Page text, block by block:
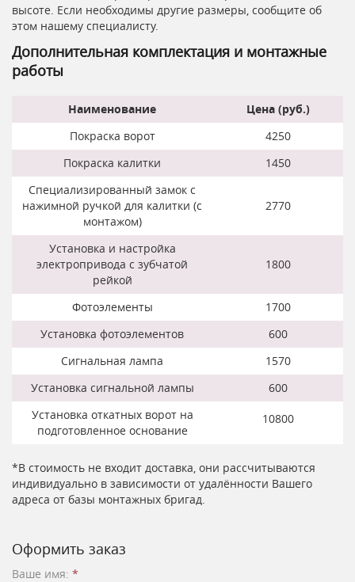
высоте. Если необходимы другие размеры, сообщите об
этом нашему специалисту.
Дополнительная комплектация и монтажные
работы
Наименование
Цена (руб.)
Покраска ворот
4250
Покраска калитки
1450
Специализированный замок с
нажимной ручкой для калитки (с
монтажом)
2770
Установка и настройка
электропривода с зубчатой
рейкой
1800
Фотоэлементы
1700
Установка фотоэлементов
600
Сигнальная лампа
1570
Установка сигнальной лампы
600
Установка откатных ворот на
подготовленное основание
10800
*В стоимость не входит доставка, они рассчитываются
индивидуально в зависимости от удалённости Вашего
адреса от базы монтажных бригад.
Оформить заказ
Ваше имя: *